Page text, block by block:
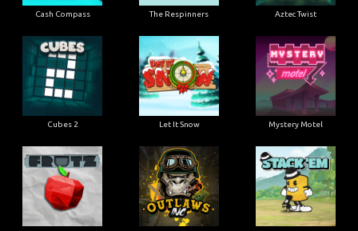
Cash Compass The Respinners Aztec Twist
Cubes 2 Let It Snow Mystery Motel